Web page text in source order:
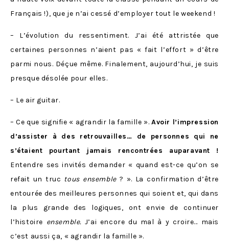
Français !), que je n’ai cessé d’employer tout le weekend !
– L’évolution du ressentiment. J’ai été attristée que
certaines personnes n’aient pas « fait l’effort » d’être
parmi nous. Déçue même. Finalement, aujourd’hui, je suis
presque désolée pour elles.
– Le air guitar.
– Ce que signifie « agrandir la famille ».Avoir l’impression
d’assister à des retrouvailles… de personnes qui ne
s’étaient pourtant jamais rencontrées auparavant !
Entendre ses invités demander « quand est-ce qu’on se
refait un truc tous ensemble? ». La confirmation d’être
entourée des meilleures personnes qui soient et, qui dans
la plus grande des logiques, ont envie de continuer
l’histoire ensemble. J’ai encore du mal à y croire… mais
c’est aussi ça, « agrandir la famille ».